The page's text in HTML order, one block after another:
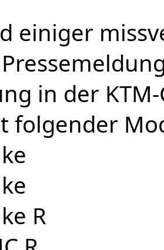
einiger
in der
folgender
R